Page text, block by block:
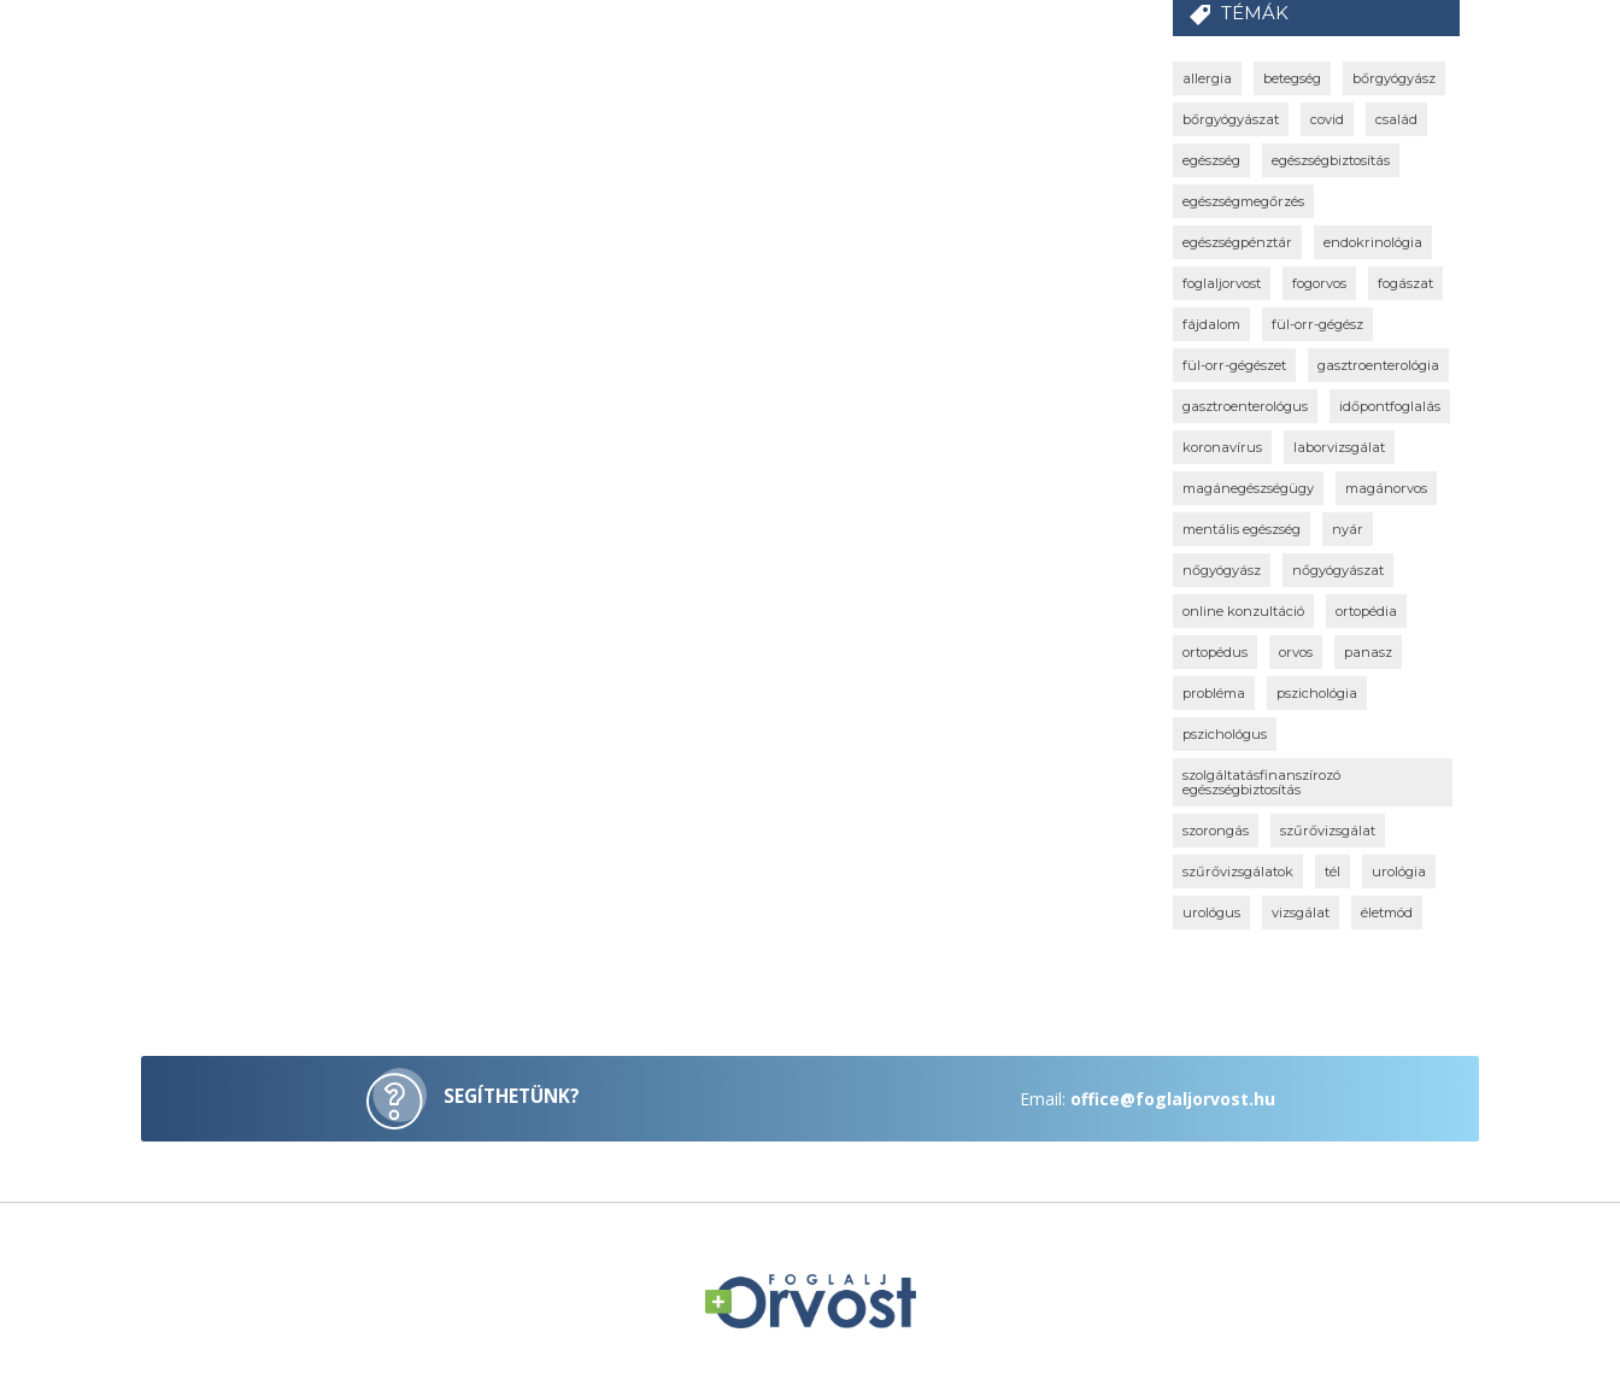
TÉMÁK
allergia betegség bőrgyógyász
bőrgyógyászat covid család
egészség egészségbiztosítás
egészségmegőrzés
egészségpénztár endokrinológia
foglaljorvost fogorvos fogászat
fájdalom fül-orr-gégész
fül-orr-gégészet gasztroenterológia
gasztroenterológus időpontfoglalás
koronavírus laborvizsgálat
magánegészségügy magánorvos
mentális egészség nyár
nőgyógyász nőgyógyászat
online konzultáció ortopédia
ortopédus orvos panasz
probléma pszichológia
pszichológus
szolgáltatásfinanszírozó
egészségbiztosítás
szorongás szűrővizsgálat
szűrővizsgálatok tél urológia
urológus vizsgálat életmód
SEGÍTHETÜNK? Email: office@foglaljorvost.hu